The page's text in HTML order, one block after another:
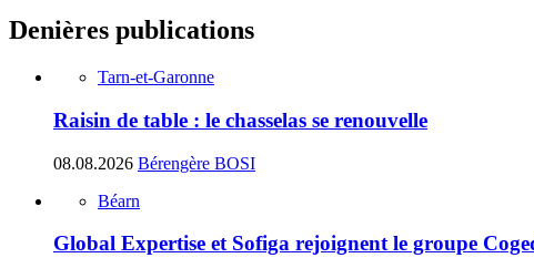
Denières publications
Tarn-et-Garonne
Raisin de table : le chasselas se renouvelle
08.08.2026 Bérengère BOSI
Béarn
Global Expertise et Sofiga rejoignent le groupe